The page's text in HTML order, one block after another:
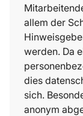
allem der
werden. Da
dies
sich.
anonym